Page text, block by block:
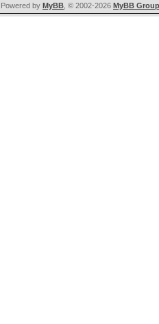
, Powered by MyBB , © 2002-2026 MyBB Group